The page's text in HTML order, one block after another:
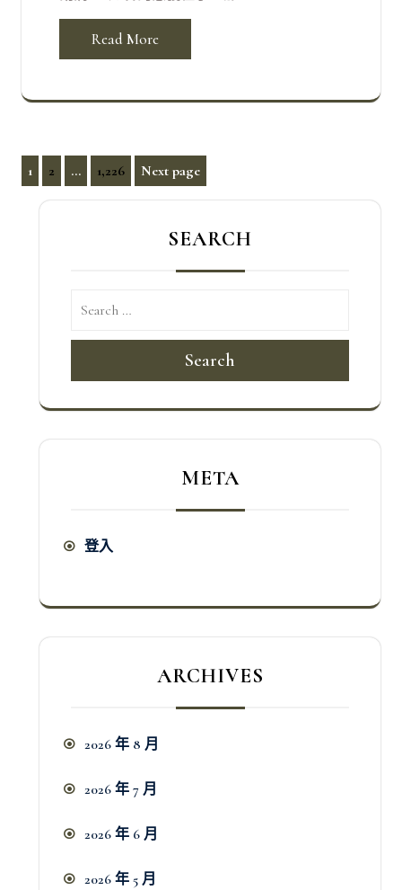
Read More
文
章
Page
1 Page
2 ... Page
1,226 Next page
SEARCH
Search
META
登入
ARCHIVES
2026 年 8 月
2026 年 7 月
2026 年 6 月
2026 年 5 月